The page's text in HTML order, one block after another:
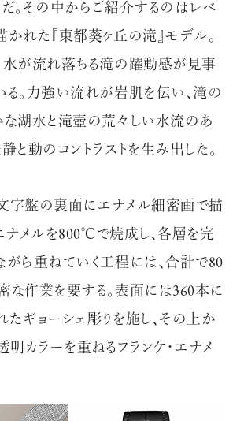
。その中からご紹介するのはレベ
れた『東都葵ヶ丘の滝』モデル。
水が流れ落ちる滝の躍動感が見事
る。力強い流れが岩肌を伝い、滝の
な湖水と滝壺の荒々しい水流のあ
と動のコントラストを生み出した。
字盤の裏面にエナメル細密画で描
ナメルを800℃で焼成し、各層を完
がら重ねていく工程には、合計で80
な作業を要する。表面には360本に
ギョーシェ彫りを施し、その上か
カラーを重ねるフランケ・エナメ